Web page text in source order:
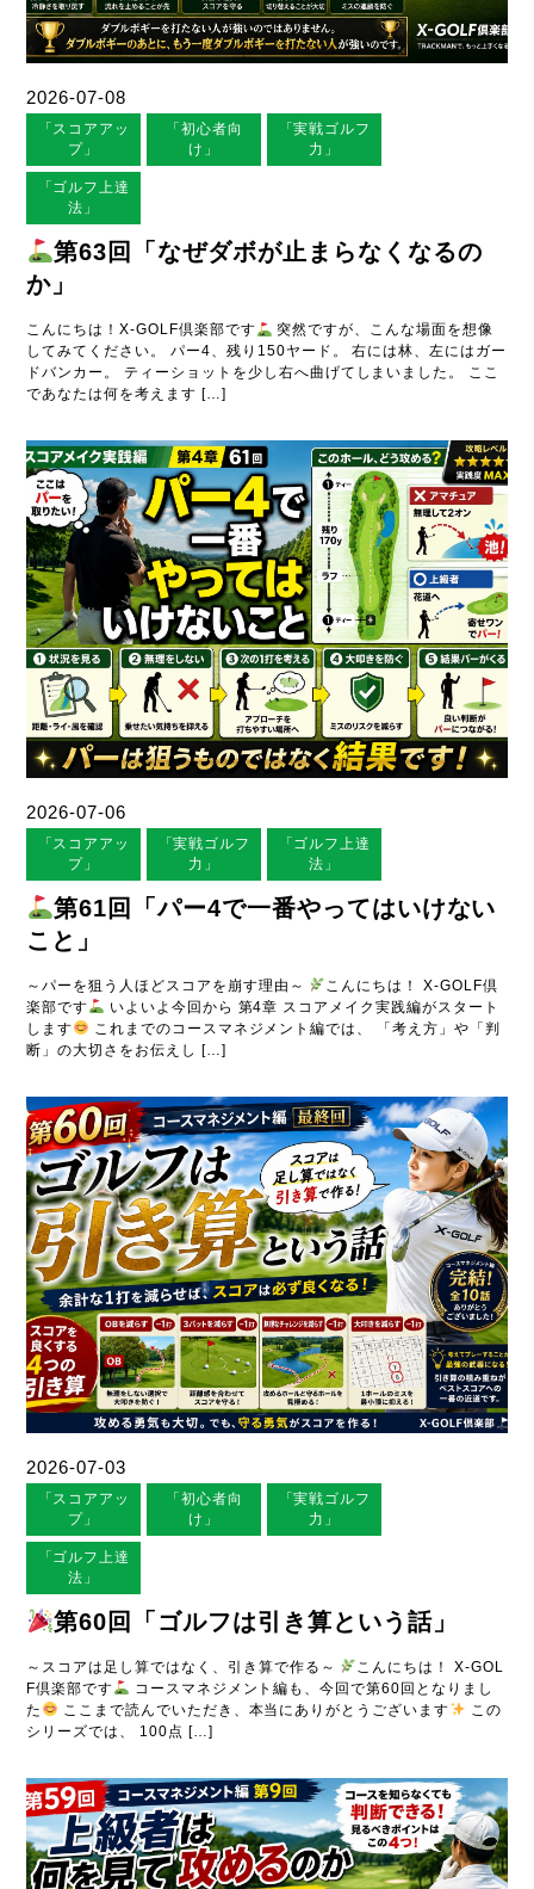
2026-07-08
「スコアアッ
プ」
「初心者向
け」
「実戦ゴルフ
力」
「ゴルフ上達
法」
第63回「なぜダボが止まらなくなるの
か」
こんにちは！X-GOLF倶楽部です
突然ですが、こんな場面を想像
してみてください。 パー4、残り150ヤード。 右には林、左にはガー
ドバンカー。 ティーショットを少し右へ曲げてしまいました。 ここ
であなたは何を考えます […]
2026-07-06
「スコアアッ
プ」
「実戦ゴルフ
力」
「ゴルフ上達
法」
第61回「パー4で一番やってはいけない
こと」
～パーを狙う人ほどスコアを崩す理由～
こんにちは！ X-GOLF倶
楽部です
いよいよ今回から 第4章 スコアメイク実践編がスタート
します
これまでのコースマネジメント編では、 「考え方」や「判
断」の大切さをお伝えし […]
2026-07-03
「スコアアッ
プ」
「初心者向
け」
「実戦ゴルフ
力」
「ゴルフ上達
法」
第60回「ゴルフは引き算という話」
～スコアは足し算ではなく、引き算で作る～
こんにちは！ X-GOL
F倶楽部です
コースマネジメント編も、今回で第60回となりまし
た
ここまで読んでいただき、本当にありがとうございます
この
シリーズでは、 100点 […]